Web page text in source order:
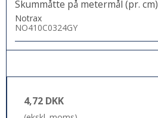
Skummåtte på metermål (pr. cm)
Notrax
NO410C0324GY
4,72 DKK